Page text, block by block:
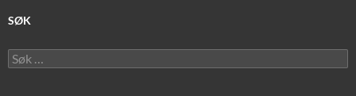
SØK
Søk
etter: